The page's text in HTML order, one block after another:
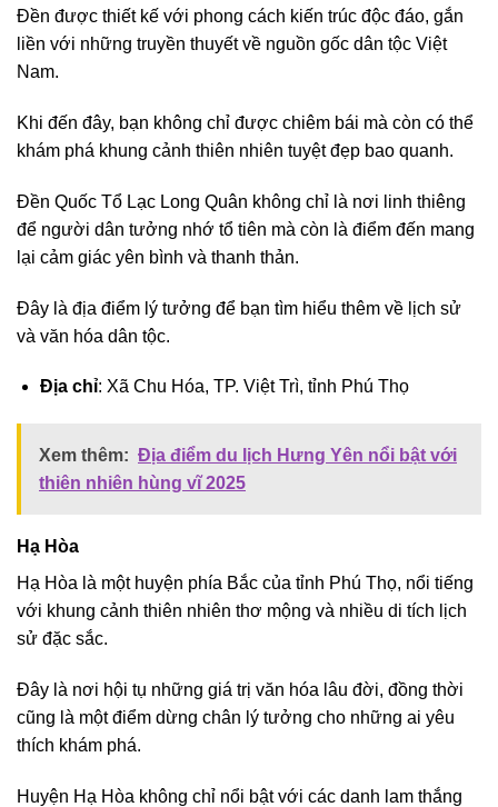
Đền được thiết kế với phong cách kiến trúc độc đáo, gắn
liền với những truyền thuyết về nguồn gốc dân tộc Việt
Nam.
Khi đến đây, bạn không chỉ được chiêm bái mà còn có thể
khám phá khung cảnh thiên nhiên tuyệt đẹp bao quanh.
Đền Quốc Tổ Lạc Long Quân không chỉ là nơi linh thiêng
để người dân tưởng nhớ tổ tiên mà còn là điểm đến mang
lại cảm giác yên bình và thanh thản.
Đây là địa điểm lý tưởng để bạn tìm hiểu thêm về lịch sử
và văn hóa dân tộc.
Địa chỉ: Xã Chu Hóa, TP. Việt Trì, tỉnh Phú Thọ
Xem thêm: Địa điểm du lịch Hưng Yên nổi bật với
thiên nhiên hùng vĩ 2025
Hạ Hòa
Hạ Hòa là một huyện phía Bắc của tỉnh Phú Thọ, nổi tiếng
với khung cảnh thiên nhiên thơ mộng và nhiều di tích lịch
sử đặc sắc.
Đây là nơi hội tụ những giá trị văn hóa lâu đời, đồng thời
cũng là một điểm dừng chân lý tưởng cho những ai yêu
thích khám phá.
Huyện Hạ Hòa không chỉ nổi bật với các danh lam thắng